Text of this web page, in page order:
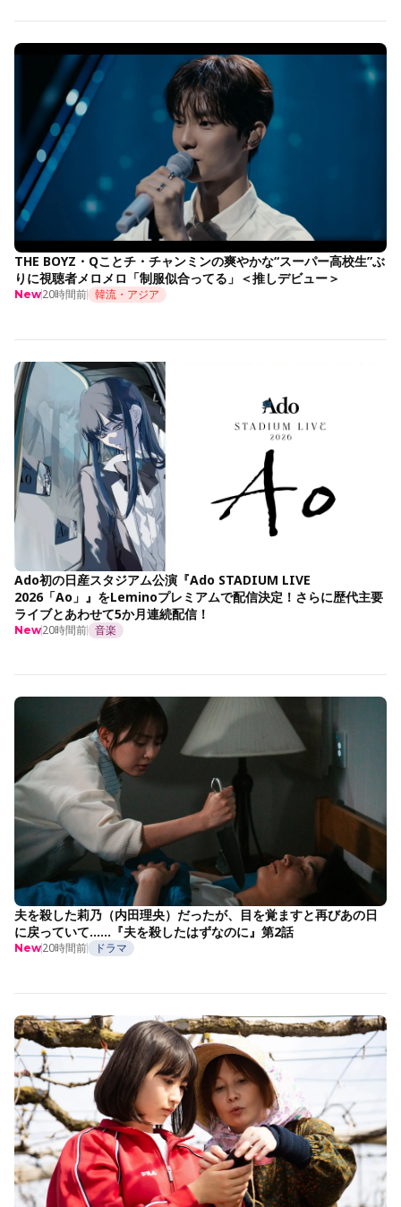
THE BOYZ・Qことチ・チャンミンの爽やかな“スーパー高校生”ぶ
りに視聴者メロメロ「制服似合ってる」＜推しデビュー＞
New20時間前 韓流・アジア
Ado初の日産スタジアム公演『Ado STADIUM LIVE
2026「Ao」』をLeminoプレミアムで配信決定！さらに歴代主要
ライブとあわせて5か月連続配信！
New20時間前 音楽
夫を殺した莉乃（内田理央）だったが、目を覚ますと再びあの日
に戻っていて……『夫を殺したはずなのに』第2話
New20時間前 ドラマ